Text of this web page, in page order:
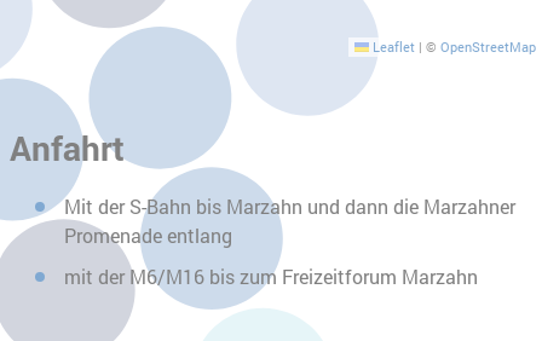
Leaflet | © OpenStreetMap
Anfahrt
Mit der S-Bahn bis Marzahn und dann die Marzahner
Promenade entlang
mit der M6/M16 bis zum Freizeitforum Marzahn